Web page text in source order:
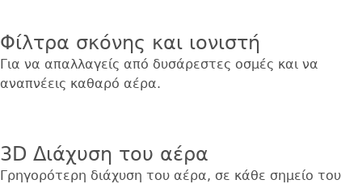
Φίλτρα σκόνης και ιονιστή
Για να απαλλαγείς από δυσάρεστες οσμές και να
αναπνέεις καθαρό αέρα.
3D Διάχυση του αέρα
Γρηγορότερη διάχυση του αέρα, σε κάθε σημείο του